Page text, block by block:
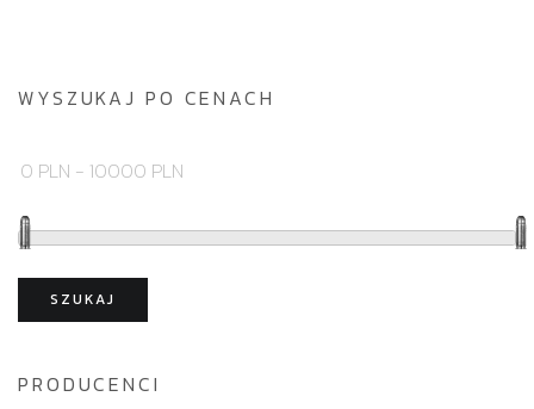
WYSZUKAJ PO CENACH
SZUKAJ
PRODUCENCI